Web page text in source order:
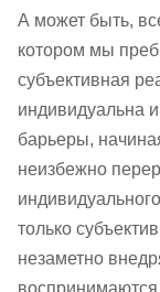
А может быть,
котором мы
субъективная
индивидуальна
барьеры,
неизбежно
только
незаметно